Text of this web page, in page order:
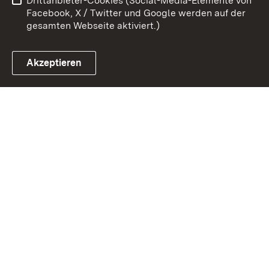
Link zum Landesportal
Impressum Cookies
Facebook, X / Twitter und Google werden auf der
gesamten Webseite aktiviert.)
Akzeptieren